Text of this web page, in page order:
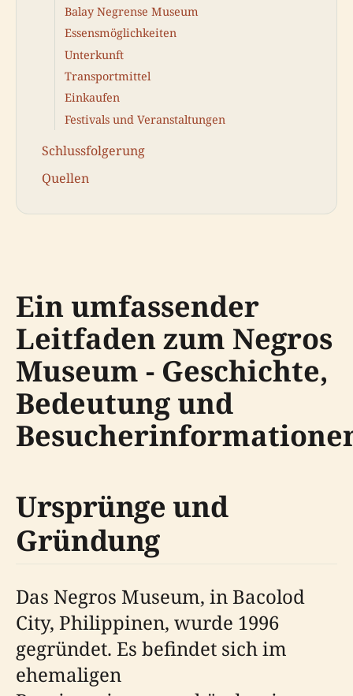
Balay Negrense Museum
Essensmöglichkeiten
Unterkunft
Transportmittel
Einkaufen
Festivals und Veranstaltungen
Schlussfolgerung
Quellen
Ein umfassender
Leitfaden zum Negros
Museum - Geschichte,
Bedeutung und
Ursprünge und
Gründung
Das Negros Museum, in Bacolod
City, Philippinen, wurde 1996
gegründet. Es befindet sich im
ehemaligen